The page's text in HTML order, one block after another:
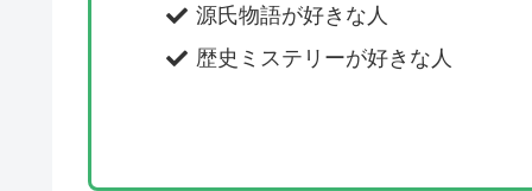
源氏物語が好きな人
歴史ミステリーが好きな人